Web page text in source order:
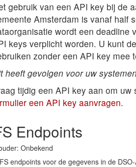
gebruik van een API key bij de
Amsterdam is vanaf half
wordt een deadline
keys verplicht worden. U kunt
zonder een API key mee
heeft gevolgen voor uw
tijdig een API key aan om
een API key aanvragen.
Endpoints
Onbekend
endpoints voor de gegevens in de